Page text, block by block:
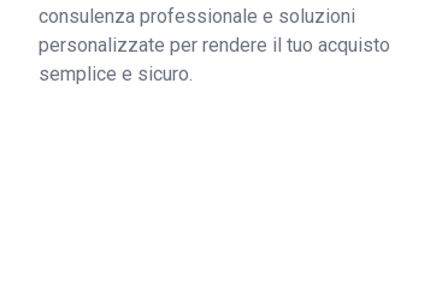
consulenza professionale e soluzioni
personalizzate per rendere il tuo acquisto
semplice e sicuro.